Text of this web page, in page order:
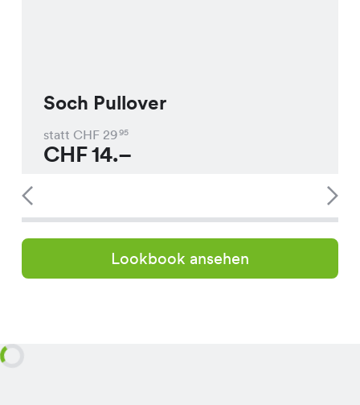
Soch Pullover
statt CHF 2995
CHF14.–
Lookbook ansehen